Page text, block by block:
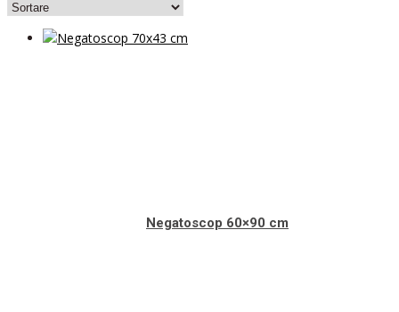
Negatoscop 60×90 cm